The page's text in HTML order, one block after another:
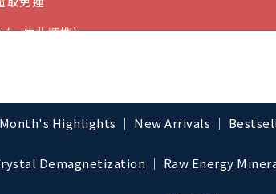
Highlights │ New Arrivals │
Demagnetization │ Raw Energy